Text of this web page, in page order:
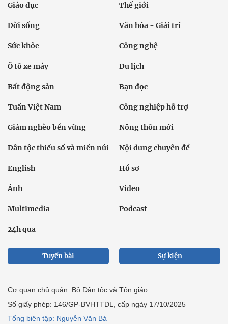
Giáo dục Thế giới
Đời sống Văn hóa - Giải trí
Sức khỏe Công nghệ
Ô tô xe máy Du lịch
Bất động sản Bạn đọc
Tuần Việt Nam Công nghiệp hỗ trợ
Giảm nghèo bền vững Nông thôn mới
Dân tộc thiểu số và miền núi Nội dung chuyên đề
English Hồ sơ
Ảnh Video
Multimedia Podcast
24h qua
Tuyến bài Sự kiện
Cơ quan chủ quản: Bộ Dân tộc và Tôn giáo
Số giấy phép: 146/GP-BVHTTDL, cấp ngày 17/10/2025
Tổng biên tập: Nguyễn Văn Bá